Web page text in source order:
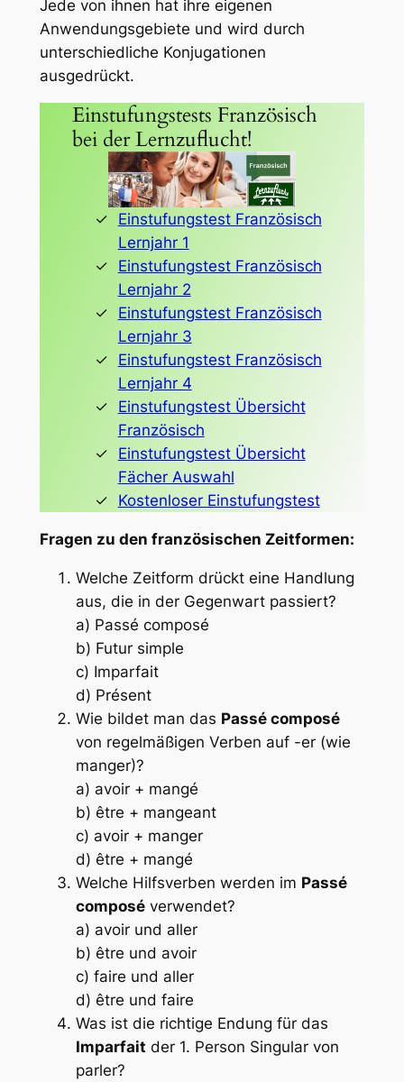
Jede von ihnen hat ihre eigenen
Anwendungsgebiete und wird durch
unterschiedliche Konjugationen
ausgedrückt.
Einstufungstests Französisch
bei der Lernzuflucht!
Einstufungstest Französisch
Lernjahr 1
Einstufungstest Französisch
Lernjahr 2
Einstufungstest Französisch
Lernjahr 3
Einstufungstest Französisch
Lernjahr 4
Einstufungstest Übersicht
Französisch
Einstufungstest Übersicht
Fächer Auswahl
Kostenloser Einstufungstest
Fragen zu den französischen Zeitformen:
Welche Zeitform drückt eine Handlung
aus, die in der Gegenwart passiert?
a) Passé composé
b) Futur simple
c) Imparfait
d) Présent
Wie bildet man das Passé composé
von regelmäßigen Verben auf -er (wie
manger)?
a) avoir + mangé
b) être + mangeant
c) avoir + manger
d) être + mangé
Welche Hilfsverben werden im Passé
composéverwendet?
a) avoir und aller
b) être und avoir
c) faire und aller
d) être und faire
Was ist die richtige Endung für das
Imparfait der 1. Person Singular von
parler?